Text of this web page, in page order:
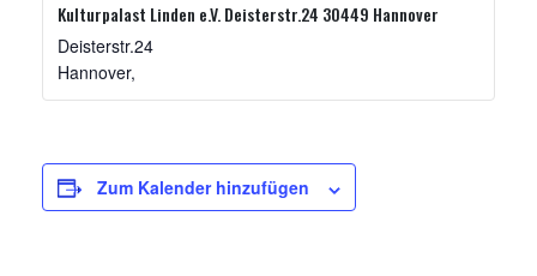
Kulturpalast Linden e.V. Deisterstr.24 30449 Hannover
Deisterstr.24
Hannover,
Zum Kalender hinzufügen